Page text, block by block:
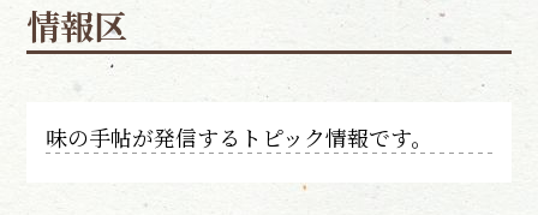
情報区
味の手帖が発信するトピック情報です。